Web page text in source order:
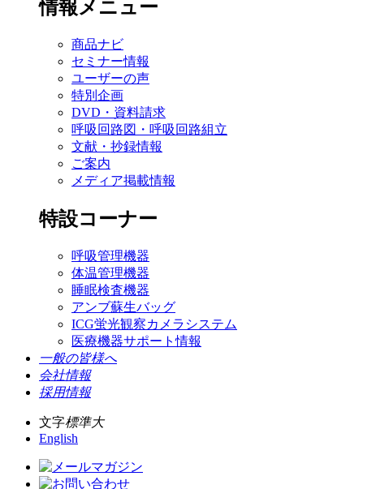
情報メニュー
商品ナビ
セミナー情報
ユーザーの声
特別企画
DVD・資料請求
呼吸回路図・呼吸回路組立
文献・抄録情報
ご案内
メディア掲載情報
特設コーナー
呼吸管理機器
体温管理機器
睡眠検査機器
アンブ蘇生バッグ
ICG蛍光観察カメラシステム
医療機器サポート情報
一般の皆様へ
会社情報
採用情報
文字標準大
English